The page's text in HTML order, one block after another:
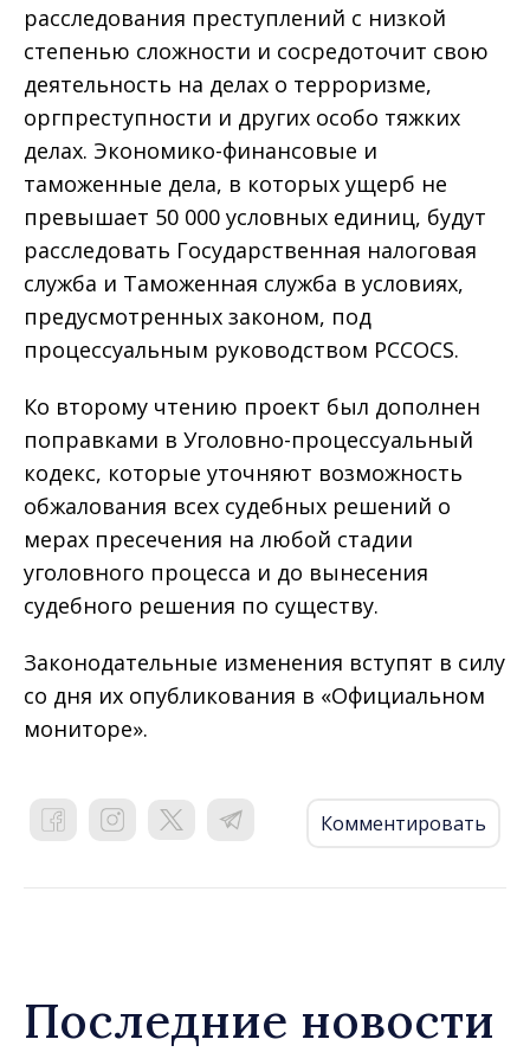
расследования преступлений с низкой
степенью сложности и сосредоточит свою
деятельность на делах о терроризме,
оргпреступности и других особо тяжких
делах. Экономико-финансовые и
таможенные дела, в которых ущерб не
превышает 50 000 условных единиц, будут
расследовать Государственная налоговая
служба и Таможенная служба в условиях,
предусмотренных законом, под
процессуальным руководством PCCOCS.
Ко второму чтению проект был дополнен
поправками в Уголовно-процессуальный
кодекс, которые уточняют возможность
обжалования всех судебных решений о
мерах пресечения на любой стадии
уголовного процесса и до вынесения
судебного решения по существу.
Законодательные изменения вступят в силу
со дня их опубликования в «Официальном
мониторе».
Комментировать
Последние новости